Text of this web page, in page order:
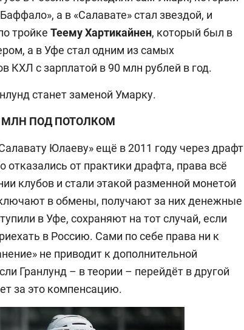
а в «Салавате» стал звездой, и
тройке ТеемуХартикайнен, который был в
а в Уфе стал одним из самых
КХЛ с зарплатой в 90 млн рублей в год.
станет заменой Умарку.
МЛН ПОД ПОТОЛКОМ
Юлаеву» ещё в 2011 году через драфт
от практики драфта, права всё
клубов и стали этакой разменной монетой
в обмены, получают за них денежные
в Уфе, сохраняют на тот случай, если
в Россию. Сами по себе права ни к
не приводит к дополнительной
Гранлунд – в теории – перейдёт в другой
за это компенсацию.